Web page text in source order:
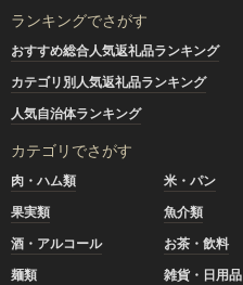
ランキングでさがす
おすすめ総合人気返礼品ランキング
カテゴリ別人気返礼品ランキング
人気自治体ランキング
カテゴリでさがす
肉・ハム類 米・パン
果実類
魚介類
酒・アルコール
お茶・飲料
麺類
雑貨・日用品